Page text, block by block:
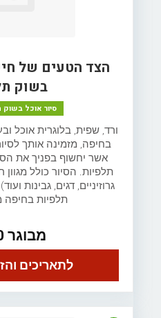
הצד הטעים של
בשוק
סיור אוכל בשוק
ורד, שפית, בלוגרית אוכל
בחיפה, מזמינה אותך
אשר יחשוף בפניך את
תלפיות. הסיור כולל
גרוזיניים, דגים, גבינות
תלפיות בחיפה
מבוגר ₪200
לתאריכים